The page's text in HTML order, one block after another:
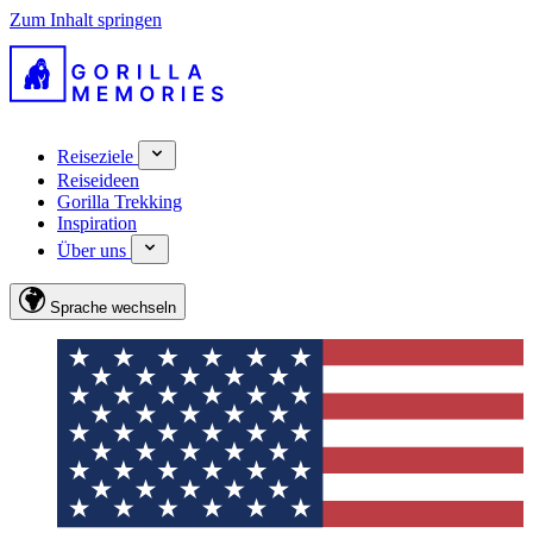
Zum Inhalt springen
Reiseziele
Reiseideen
Gorilla Trekking
Inspiration
Über uns
Sprache wechseln